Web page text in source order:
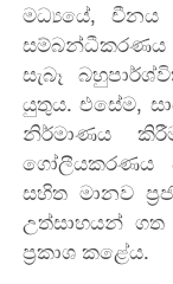
මධ්‍යයේ, චීනය
සැබෑ
යුතුය. එසේම,
නිර්මාණය
ගෝලීයකරණය
සහිත මානව
උත්සාහයන් ගත
ප්‍රකාශ කළේය.